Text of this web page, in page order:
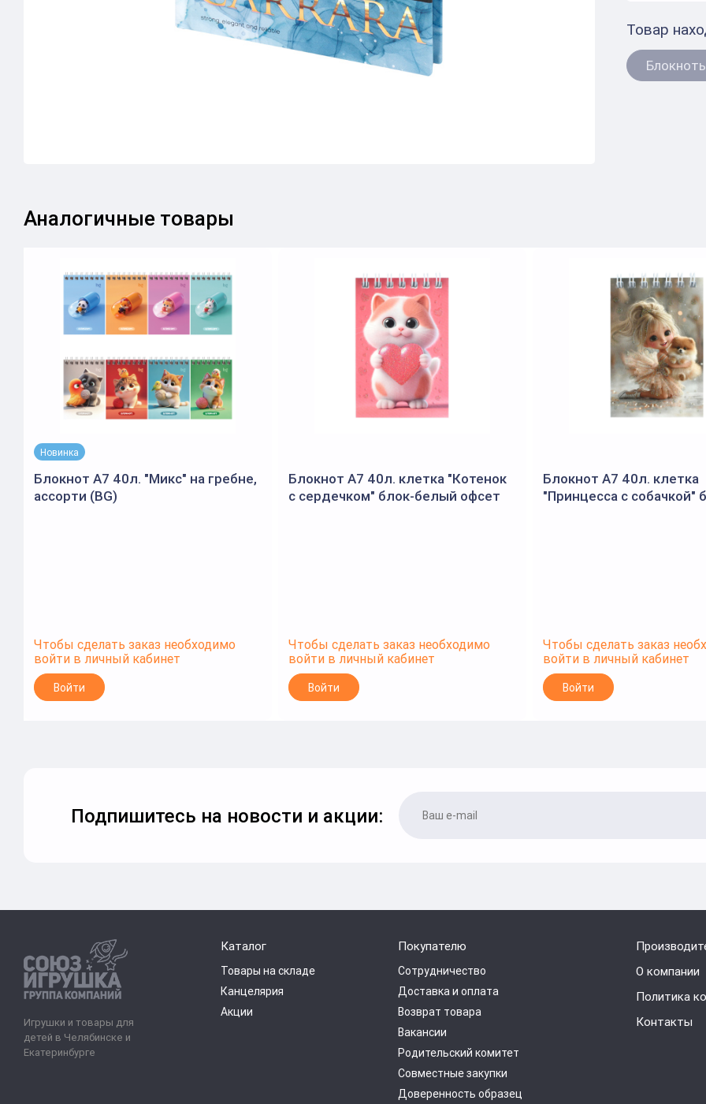
Товар
Аналогичные товары
Новинка
Блокнот А7 40л. "Микс" на гребне,
ассорти (BG)
Чтобы сделать заказ необходимо
войти в личный кабинет
Войти
Блокнот А7 40л. клетка "Котенок
с сердечком" блок-белый офсет
Чтобы сделать заказ необходимо
войти в личный кабинет
Войти
Блокнот А7 40л. клетка
"Принцесса с собачкой"
Чтобы сделать заказ
войти в личный кабинет
Войти
Подпишитесь на новости и акции:
Игрушки и товары для
детей в Челябинске и
Екатеринбурге
Каталог
Товары на складе
Канцелярия
Акции
Покупателю
Сотрудничество
Доставка и оплата
Возврат товара
Вакансии
Родительский комитет
Совместные закупки
Доверенность образец
О компании
Политика
Контакты